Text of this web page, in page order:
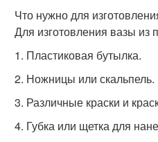
Что нужно для
Для изготовления вазы из
1. Пластиковая бутылка.
2. Ножницы или скальпель.
3. Различные краски и
4. Губка или щетка для